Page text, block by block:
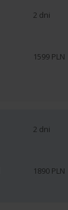
2 dni
1599 PLN
2 dni
1890 PLN